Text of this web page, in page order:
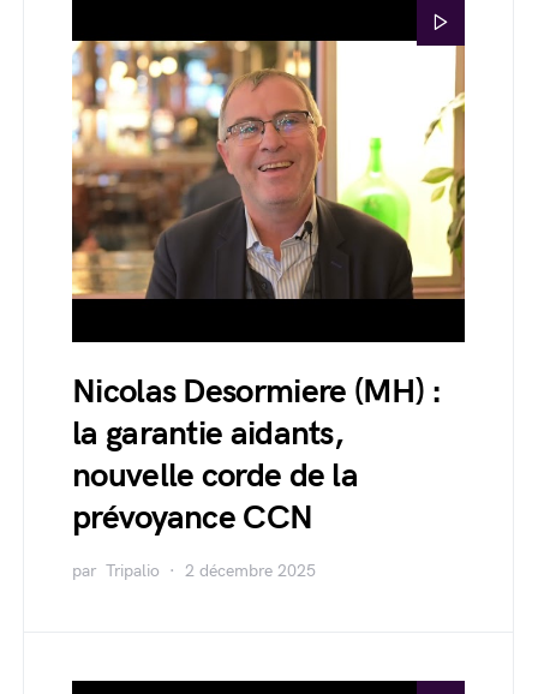
Nicolas Desormiere (MH) :
la garantie aidants,
nouvelle corde de la
prévoyance CCN
par Tripalio 2 décembre 2025